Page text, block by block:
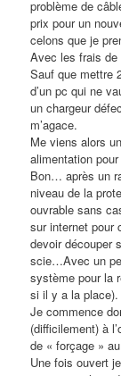
problème de
prix pour un
celons que je
Avec les frais de
Sauf que mettre
d’un pc qui ne
un chargeur
m’agace.
Me viens alors
alimentation
Bon… après un
niveau de la
ouvrable sans
sur internet
devoir découper
scie…Avec un
système pour la
si il y a la place).
Je commence
(difficilement) à
de « forçage »
Une fois ouvert